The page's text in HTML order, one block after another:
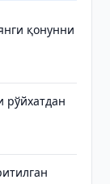
қонунни
рўйхатдан